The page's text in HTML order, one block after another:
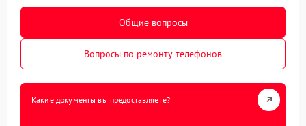
Общие вопросы
Вопросы по ремонту телефонов
Какие документы вы предоставляете?